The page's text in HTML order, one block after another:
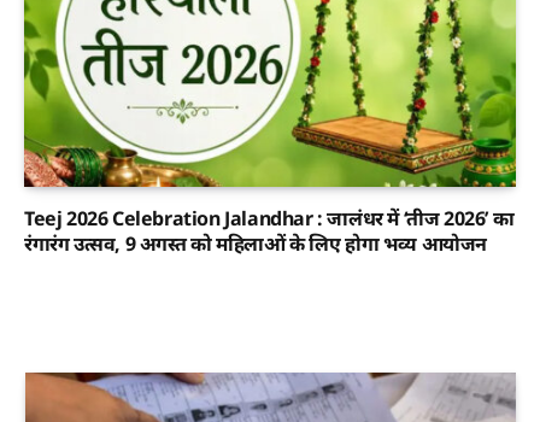
Teej 2026 Celebration Jalandhar : जालंधर में ‘तीज 2026’ का
रंगारंग उत्सव, 9 अगस्त को महिलाओं के लिए होगा भव्य आयोजन